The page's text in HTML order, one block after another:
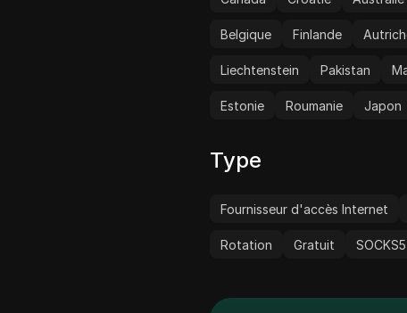
avec diverses applications.
Belgique Finlande
Liechtenstein Pakistan
Estonie Roumanie Japon
Type
Fournisseur d'accès Internet
Rotation Gratuit SOCKS5